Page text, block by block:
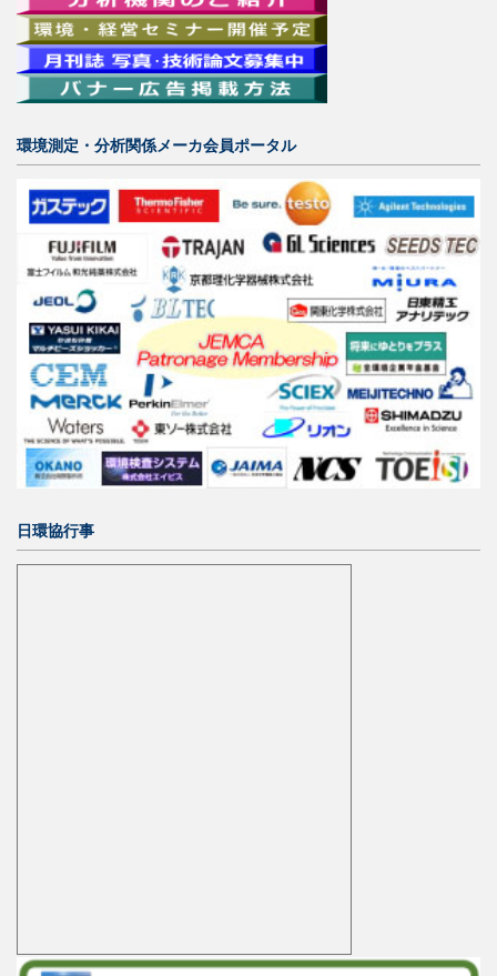
環境測定・分析関係メーカ会員ポータル
日環協行事